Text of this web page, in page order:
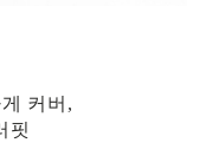
커버,
핏